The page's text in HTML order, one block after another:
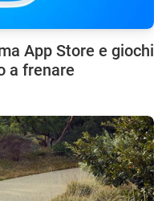
App Store e giochi
a frenare